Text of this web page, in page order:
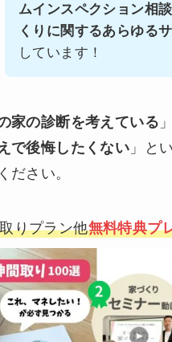
ムインスペクション相談
くりに関するあらゆる
しています！
家の診断を考えている
で後悔したくない 」と
ださい。
りプラン他無料特典プ